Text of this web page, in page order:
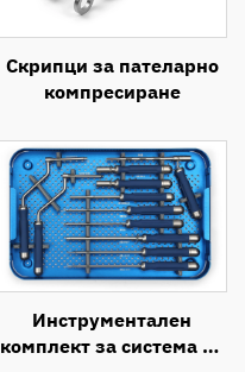
Скрипци за пателарно
компресиране
Инструментален
комплект за система за